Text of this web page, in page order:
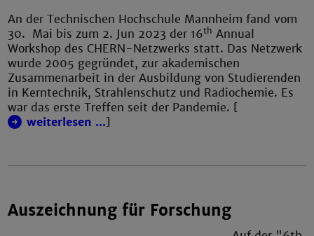
An der Technischen Hochschule Mannheim fand vom
30. Mai bis zum 2. Jun 2023 der 16th Annual
Workshop des CHERN-Netzwerks statt. Das Netzwerk
wurde 2005 gegründet, zur akademischen
Zusammenarbeit in der Ausbildung von Studierenden
in Kerntechnik, Strahlenschutz und Radiochemie. Es
war das erste Treffen seit der Pandemie. [
weiterlesen ...]
Auszeichnung für Forschung